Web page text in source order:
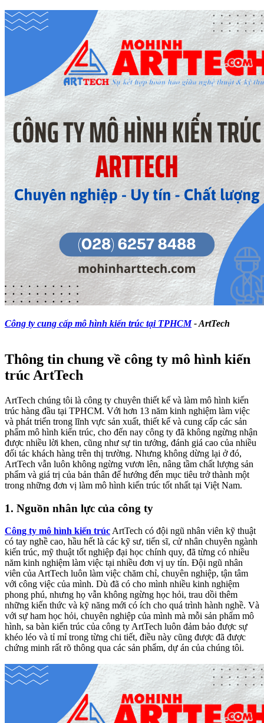
Công ty cung cấp mô hình kiến trúc tại TPHCM- ArtTech
Thông tin chung về công ty mô hình kiến
trúc ArtTech
ArtTech chúng tôi là công ty chuyên thiết kế và làm mô hình kiến
trúc hàng đầu tại TPHCM. Với hơn 13 năm kinh nghiệm làm việc
và phát triển trong lĩnh vực sản xuất, thiết kế và cung cấp các sản
phẩm mô hình kiến trúc, cho đến nay công ty đã không ngừng nhận
được nhiều lời khen, cũng như sự tin tưởng, đánh giá cao của nhiều
đối tác khách hàng trên thị trường. Nhưng không dừng lại ở đó,
ArtTech vẫn luôn không ngừng vươn lên, nâng tầm chất lượng sản
phẩm và giá trị của bản thân để hướng đến mục tiêu trở thành một
trong những đơn vị làm mô hình kiến trúc tốt nhất tại Việt Nam.
1. Nguồn nhân lực của công ty
Công ty mô hình kiến trúcArtTech có đội ngũ nhân viên kỹ thuật
có tay nghề cao, hầu hết là các kỹ sư, tiến sĩ, cử nhân chuyên ngành
kiến trúc, mỹ thuật tốt nghiệp đại học chính quy, đã từng có nhiều
năm kinh nghiệm làm việc tại nhiều đơn vị uy tín. Đội ngũ nhân
viên của ArtTech luôn làm việc chăm chỉ, chuyên nghiệp, tận tâm
với công việc của mình. Dù đã có cho mình nhiều kinh nghiệm
phong phú, nhưng họ vẫn không ngừng học hỏi, trau dồi thêm
những kiến thức và kỹ năng mới có ích cho quá trình hành nghề. Và
với sự ham học hỏi, chuyên nghiệp của mình mà mỗi sản phẩm mô
hình, sa bàn kiến trúc của công ty ArtTech luôn đảm bảo được sự
khéo léo và tỉ mỉ trong từng chi tiết, điều này cũng được đã được
chứng minh rất rõ thông qua các sản phẩm, dự án của chúng tôi.